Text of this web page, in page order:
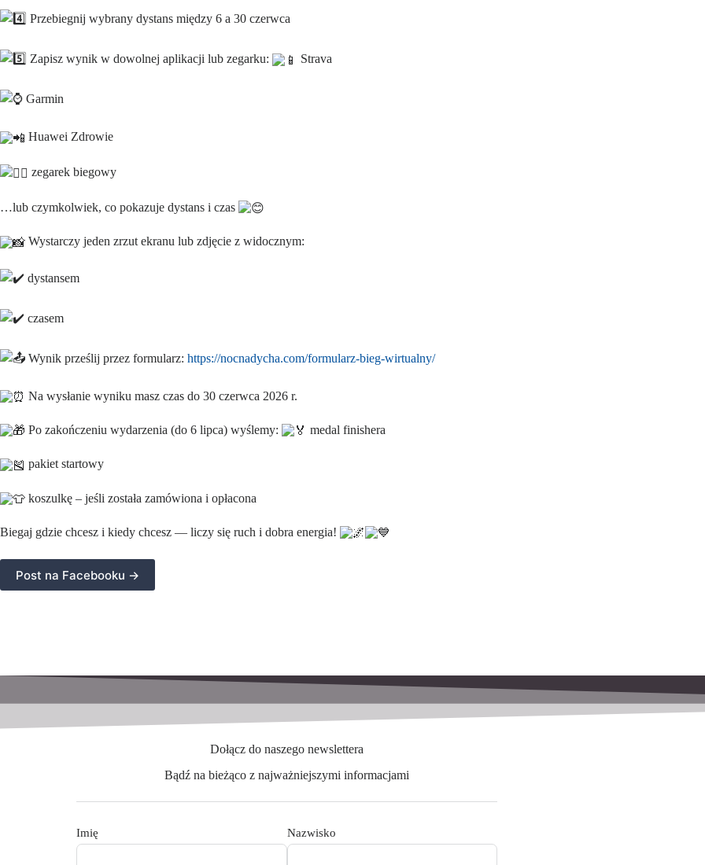
Przebiegnij wybrany dystans między 6 a 30 czerwca
Zapisz wynik w dowolnej aplikacji lub zegarku: Strava
Garmin
Huawei Zdrowie
zegarek biegowy
…lub czymkolwiek, co pokazuje dystans i czas
Wystarczy jeden zrzut ekranu lub zdjęcie z widocznym:
dystansem
czasem
Wynik prześlij przez formularz: https://nocnadycha.com/formularz-bieg-wirtualny/
Na wysłanie wyniku masz czas do 30 czerwca 2026 r.
Po zakończeniu wydarzenia (do 6 lipca) wyślemy: medal finishera
pakiet startowy
koszulkę – jeśli została zamówiona i opłacona
Biegaj gdzie chcesz i kiedy chcesz — liczy się ruch i dobra energia!
Post na Facebooku ->
Dołącz do naszego newslettera
Bądź na bieżąco z najważniejszymi informacjami
Imię Nazwisko